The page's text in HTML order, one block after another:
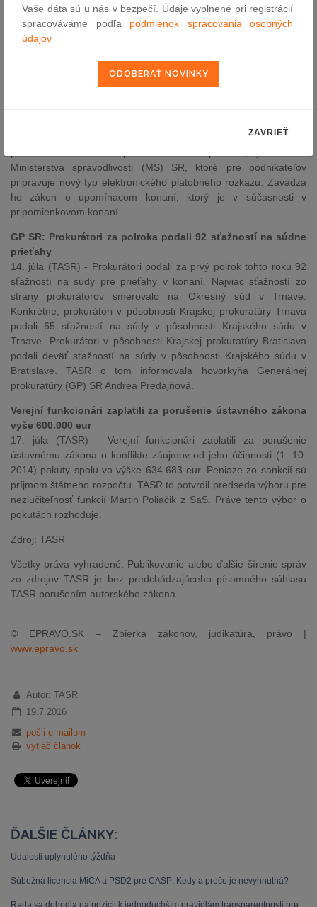
13. júla (TASR) – Odľahčiť súdy zaťažené exekučnými konaniami
si predsavzala ministerka spravodlivosti Lucia Žitňanská (Most-
Híd). Jej ministerstvo predložilo novelu Exekučného poriadku,
špecializované pracovisko zriadené pri Okresnom súde v Banskej
14. júla (TASR) – Zlepšiť kvalitu podnikateľského prostredia,
Ministerstva spravodlivosti (MS) SR, ktoré pre podnikateľov
pripravuje nový typ elektronického platobného rozkazu. Zavádza
ho zákon o upomínacom konaní, ktorý je v súčasnosti v
pripomienkovom konaní.
GP SR: Prokurátori za polroka podali 92 sťažností na súdne
prieťahy
14. júla (TASR) - Prokurátori podali za prvý polrok tohto roku 92
sťažností na súdy pre prieťahy v konaní. Najviac sťažností zo
strany prokurátorov smerovalo na Okresný súd v Trnave.
Konkrétne, prokurátori v pôsobnosti Krajskej prokuratúry Trnava
podali 65 sťažností na súdy v pôsobnosti Krajského súdu v
Trnave. Prokurátori v pôsobnosti Krajskej prokuratúry Bratislava
podali deväť sťažností na súdy v pôsobnosti Krajského súdu v
Bratislave. TASR o tom informovala hovorkyňa Generálnej
prokuratúry (GP) SR Andrea Predajňová.
Verejní funkcionári zaplatili za porušenie ústavného zákona
vyše 600.000 eur
17. júla (TASR) - Verejní funkcionári zaplatili za porušenie
ústavnému zákona o konflikte záujmov od jeho účinnosti (1. 10.
2014) pokuty spolu vo výške 634.683 eur. Peniaze zo sankcií sú
príjmom štátneho rozpočtu. TASR to potvrdil predseda výboru pre
nezlučiteľnosť funkcií Martin Poliačik z SaS. Práve tento výbor o
pokutách rozhoduje.
Zdroj: TASR
Všetky práva vyhradené. Publikovanie alebo ďalšie šírenie správ
zo zdrojov TASR je bez predchádzajúceho písomného súhlasu
TASR porušením autorského zákona.
© EPRAVO.SK – Zbierka zákonov, judikatúra, právo |
www.epravo.sk
Autor: TASR
19.7.2016
pošli e-mailom
vytlač článok
ĎALŠIE ČLÁNKY:
Udalosti uplynulého týždňa
Súbežná licencia MiCA a PSD2 pre CASP: Kedy a prečo je nevyhnutná?
Rada sa dohodla na pozícii k jednoduchším pravidlám transparentnosti pre
Vaše dáta sú u nás v bezpečí. Údaje vyplnené pri registrácií
spracováváme podľa podmienok spracovania osobných
údajov
ZAVRIEŤ